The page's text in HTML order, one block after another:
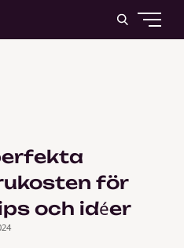
för
och idéer